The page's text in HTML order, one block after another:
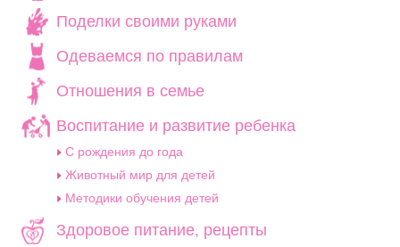
Поделки своими руками
Одеваемся по правилам
Отношения в семье
Воспитание и развитие ребенка
C рождения до года
Животный мир для детей
Методики обучения детей
Здоровое питание, рецепты